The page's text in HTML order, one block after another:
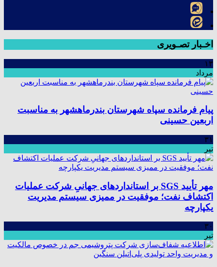
اخـبار تصـویری
۱۳
مرداد
پیام فرمانده سپاه شهرستان بندرماهشهر به مناسبت
اربعین حسینی
۳۱
تیر
مهر تأیید SGS بر استانداردهای جهانیِ شرکت عملیات
اکتشاف نفت؛ موفقیت در ممیزی سیستم مدیریت
یکپارچه
۳۰
تیر